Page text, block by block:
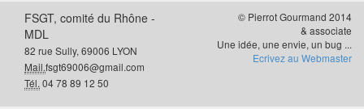
FSGT, comité du Rhône -
MDL
82 rue Sully, 69006 LYON
Mail.fsgt69006@gmail.com
Tél. 04 78 89 12 50
© Pierrot Gourmand 2014
& associate
Une idée, une envie, un bug ...
Ecrivez au Webmaster